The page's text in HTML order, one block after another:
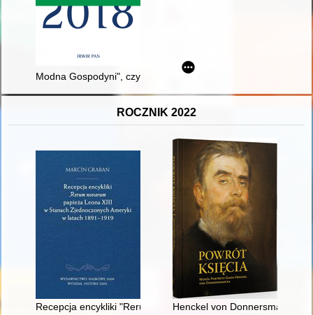
Modna Gospodyni", czyli prasa jako narzędzie
ROCZNIK 2022
Recepcja encykliki "Rerum novarum" papieża Leona XIII w
Henckel von